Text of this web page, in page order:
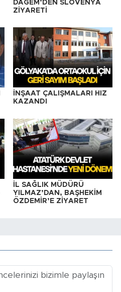
DAGEM’DEN SLOVENYA
ZİYARETİ
İNŞAAT ÇALIŞMALARI HIZ
KAZANDI
İL SAĞLIK MÜDÜRÜ
YILMAZ’DAN, BAŞHEKİM
ÖZDEMİR’E ZİYARET